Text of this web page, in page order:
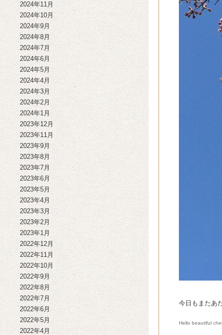
2024年11月
2024年10月
2024年9月
2024年8月
2024年7月
2024年6月
2024年5月
2024年4月
2024年3月
2024年2月
2024年1月
2023年12月
2023年11月
2023年9月
2023年8月
2023年7月
2023年6月
2023年5月
2023年4月
2023年3月
2023年2月
2023年1月
2022年12月
2022年11月
2022年10月
2022年9月
2022年8月
2022年7月
2022年6月
2022年5月
2022年4月
今日もまたあ
Hello beautiful